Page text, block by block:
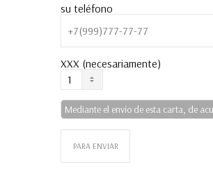
su teléfono
XXX (necesariamente)
Mediante el envío de esta carta, de